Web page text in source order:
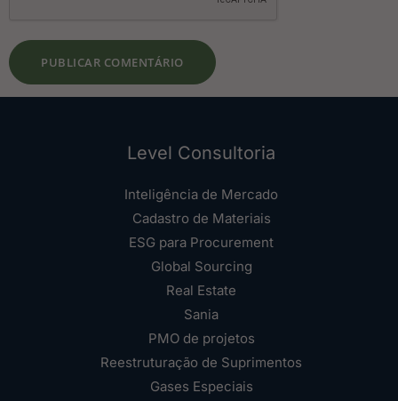
Level Consultoria
Inteligência de Mercado
Cadastro de Materiais
ESG para Procurement
Global Sourcing
Real Estate
Sania
PMO de projetos
Reestruturação de Suprimentos
Gases Especiais